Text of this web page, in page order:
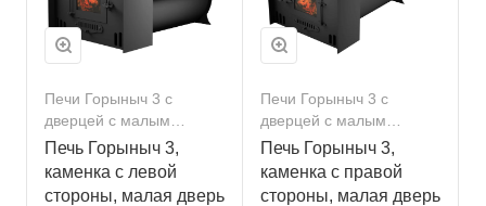
Печи Горыныч 3 с
дверцей с малым
стеклом
Печь Горыныч 3,
каменка с левой
стороны, малая дверь
Печи Горыныч 3 с
дверцей с малым
стеклом
Печь Горыныч 3,
каменка с правой
стороны, малая дверь